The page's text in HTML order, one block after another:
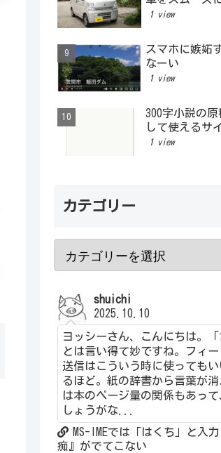
1 view
スマホに嫉妬
なーい
1 view
300字小説の原
して使えるサ
1 view
カテゴリー
shuichi
2025.10.10
ヨッシーさん、こんにちは。「
とは言い得て妙ですね。フィ
送信はこういう時に使っても
るほど。紙の辞書から言葉が
は本のページ量の関係もあっ
しょうがな...
MS-IMEでは「はくち」と入
痴』がでてこない